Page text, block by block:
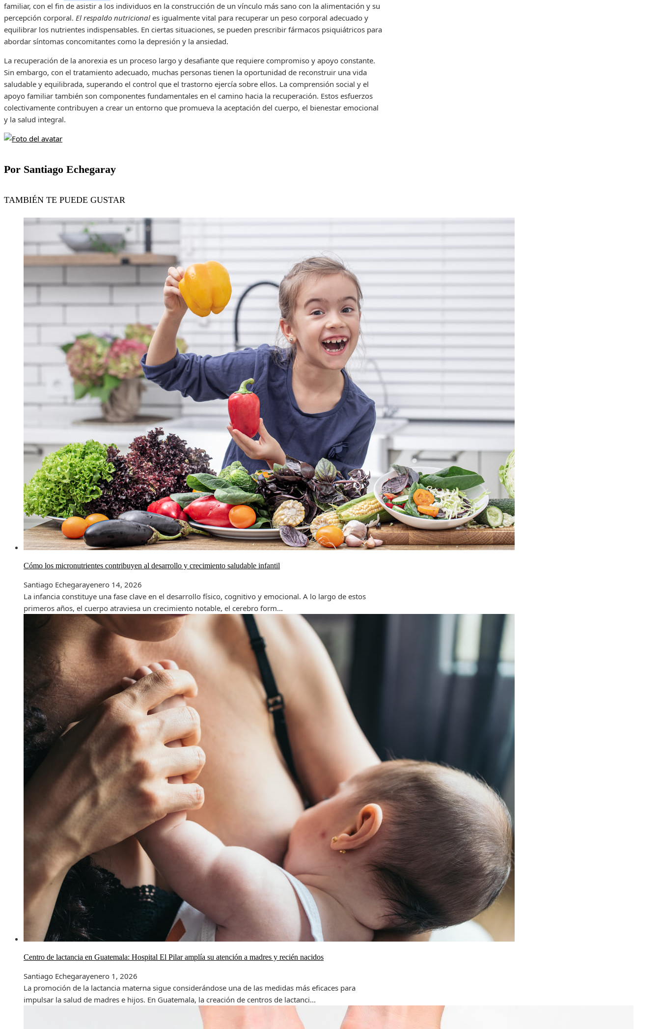
familiar, con el fin de asistir a los individuos en la construcción de un vínculo más sano con la alimentación y su
percepción corporal. El respaldo nutricional es igualmente vital para recuperar un peso corporal adecuado y
equilibrar los nutrientes indispensables. En ciertas situaciones, se pueden prescribir fármacos psiquiátricos para
abordar síntomas concomitantes como la depresión y la ansiedad.
La recuperación de la anorexia es un proceso largo y desafiante que requiere compromiso y apoyo constante.
Sin embargo, con el tratamiento adecuado, muchas personas tienen la oportunidad de reconstruir una vida
saludable y equilibrada, superando el control que el trastorno ejercía sobre ellos. La comprensión social y el
apoyo familiar también son componentes fundamentales en el camino hacia la recuperación. Estos esfuerzos
colectivamente contribuyen a crear un entorno que promueva la aceptación del cuerpo, el bienestar emocional
y la salud integral.
Por Santiago Echegaray
TAMBIÉN TE PUEDE GUSTAR
Cómo los micronutrientes contribuyen al desarrollo y crecimiento saludable infantil
Santiago Echegarayenero 14, 2026
La infancia constituye una fase clave en el desarrollo físico, cognitivo y emocional. A lo largo de estos
primeros años, el cuerpo atraviesa un crecimiento notable, el cerebro form...
Centro de lactancia en Guatemala: Hospital El Pilar amplía su atención a madres y recién nacidos
Santiago Echegarayenero 1, 2026
La promoción de la lactancia materna sigue considerándose una de las medidas más eficaces para
impulsar la salud de madres e hijos. En Guatemala, la creación de centros de lactanci...